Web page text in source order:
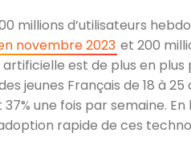
millions d’utilisateurs
novembre 2023 et 200
est de plus en plus
jeunes Français de 18 à 25
une fois par semaine. En
rapide de ces